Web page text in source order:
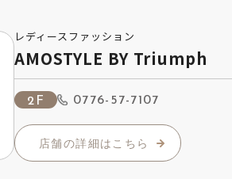
レディースファッション
AMOSTYLE BY Triumph
2F 0776-57-7107
店舗の詳細はこちら